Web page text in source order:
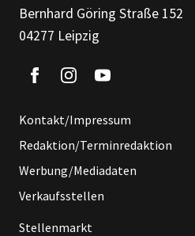
Bernhard Göring Straße 152
04277 Leipzig
Kontakt/Impressum
Redaktion/Terminredaktion
Werbung/Mediadaten
Verkaufsstellen
Stellenmarkt